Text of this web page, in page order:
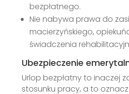
bezpłatnego.
Nie nabywa prawa do
macierzyńskiego,
świadczenia
Ubezpieczenie
Urlop bezpłatny to inaczej
stosunku pracy, a to